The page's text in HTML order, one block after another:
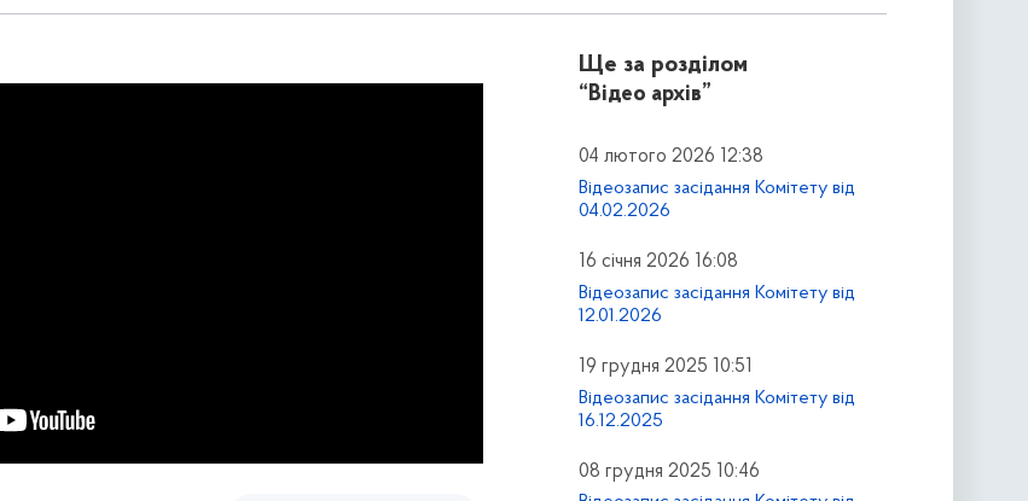
Ще за розділом
“Відео архів”
04 лютого 2026 12:38
Відеозапис засідання Комітету від
04.02.2026
16 січня 2026 16:08
Відеозапис засідання Комітету від
12.01.2026
19 грудня 2025 10:51
Відеозапис засідання Комітету від
16.12.2025
08 грудня 2025 10:46